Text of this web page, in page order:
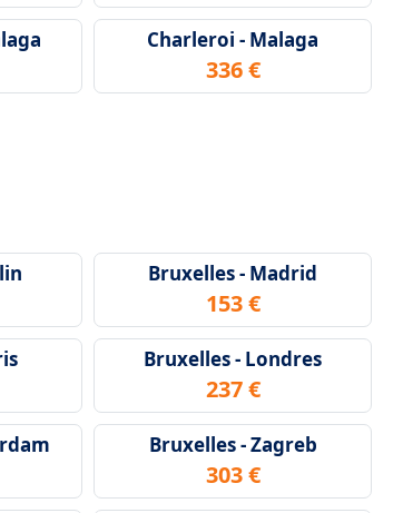
Charleroi - Malaga
336 €
Bruxelles - Madrid
153 €
Bruxelles - Londres
237 €
Bruxelles - Zagreb
303 €